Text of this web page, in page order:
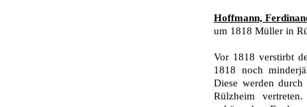
Hoffmann,
um 1818 Müller in
Vor 1818 verstirbt
1818 noch
Diese werden
Rülzheim